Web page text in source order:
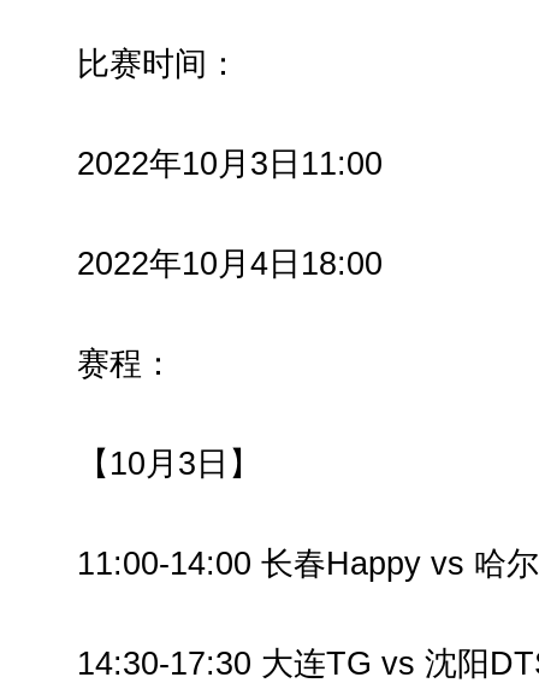
比赛时间：
2022年10月3日11:00
2022年10月4日18:00
赛程：
【10月3日】
11:00-14:00 长春Happy vs 哈
14:30-17:30 大连TG vs 沈阳